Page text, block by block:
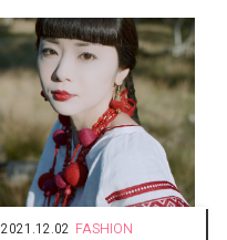
2021.12.02 FASHION